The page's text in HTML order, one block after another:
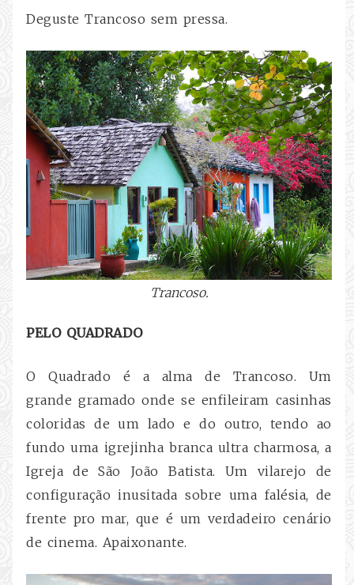
Deguste Trancoso sem pressa.
Trancoso.
PELO QUADRADO
O Quadrado é a alma de Trancoso. Um
grande gramado onde se enfileiram casinhas
coloridas de um lado e do outro, tendo ao
fundo uma igrejinha branca ultra charmosa, a
Igreja de São João Batista. Um vilarejo de
configuração inusitada sobre uma falésia, de
frente pro mar, que é um verdadeiro cenário
de cinema. Apaixonante.